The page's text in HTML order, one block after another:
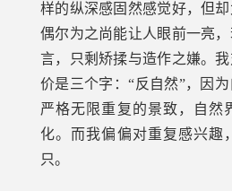
样的纵深感固然感觉好，但却
偶尔为之尚能让人眼前一亮
言，只剩矫揉与造作之嫌。
价是三个字：“反自然”，因
严格无限重复的景致，自然
化。而我偏偏对重复感兴趣
只。